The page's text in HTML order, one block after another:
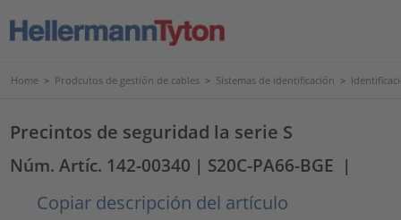
Home > Prodcutos de gestión de cables > Sistemas de identificación >
Precintos de seguridad la serie S
Núm. Artíc. 142-00340 | S20C-PA66-BGE |
Copiar descripción del artículo